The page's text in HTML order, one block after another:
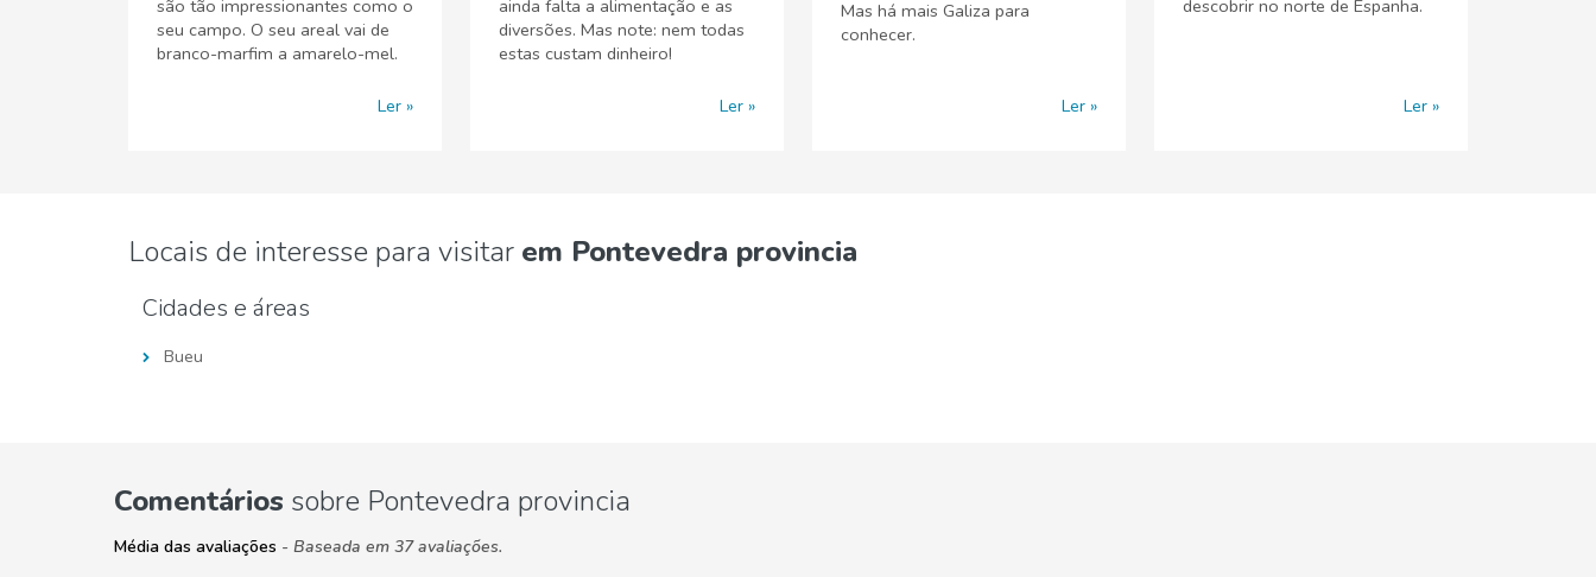
são tão impressionantes como o
seu campo. O seu areal vai de
branco-marfim a amarelo-mel.
ainda falta a alimentação e as
diversões. Mas note: nem todas
estas custam dinheiro!
Mas há mais Galiza para
conhecer.
descobrir no norte de Espanha.
Ler Ler Ler Ler
Locais de interesse para visitar em Pontevedra provincia
Cidades e áreas
Bueu
Comentários sobre Pontevedra provincia
Média das avaliações - Baseada em 37 avaliações.